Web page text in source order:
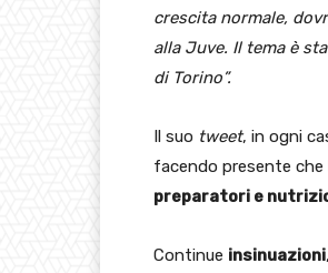
crescita normale,
alla Juve. Il tema è
di Torino”.
Il suo tweet, in ogni
facendo presente che
preparatori e
Continue insinuazioni